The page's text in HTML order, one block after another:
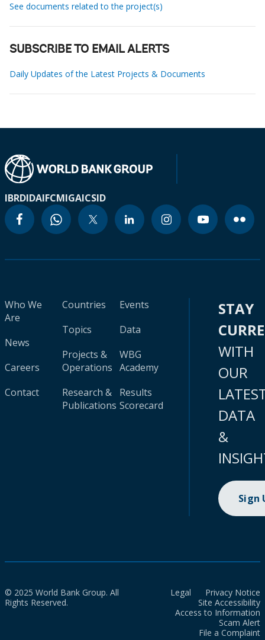
See documents related to the project(s)
SUBSCRIBE TO EMAIL ALERTS
Daily Updates of the Latest Projects & Documents
IBRDIDAIFCMIGAICSID
Who We
Are
News
Careers
Contact
Countries
Topics
Projects &
Operations
Research &
Publications
Events
Data
WBG
Academy
Results
Scorecard
STAY
WITH
OUR
DATA
&
Sign
© 2025 World Bank Group. All
Rights Reserved.
Legal
Privacy Notice
Site Accessibility
Access to Information
Scam Alert
File a Complaint